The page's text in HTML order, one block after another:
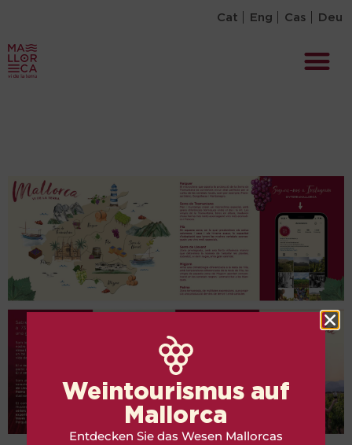
Cat Eng Cas Deu
Weintourismus auf
Mallorca
Entdecken Sie das Wesen Mallorcas